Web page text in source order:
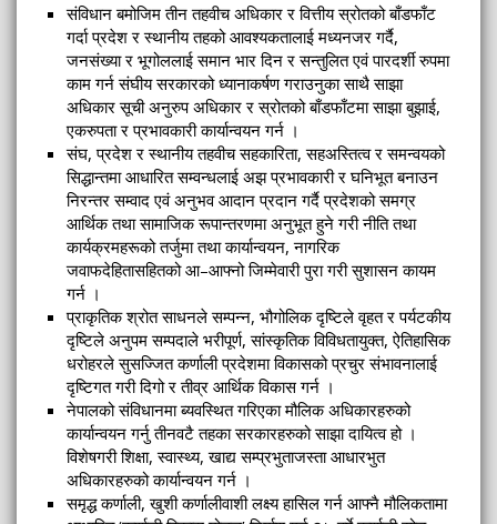
संविधान बमोजिम तीन तहवीच अधिकार र वित्तीय स्रोतको बाँडफाँट
गर्दा प्रदेश र स्थानीय तहको आवश्यकतालाई मध्यनजर गर्दै,
जनसंख्या र भूगोललाई समान भार दिन र सन्तुलित एवं पारदर्शी रुपमा
काम गर्न संघीय सरकारको ध्यानाकर्षण गराउनुका साथै साझा
अधिकार सूची अनुरुप अधिकार र स्रोतको बाँडफाँटमा साझा बुझाई,
एकरुपता र प्रभावकारी कार्यान्वयन गर्न ।
संघ, प्रदेश र स्थानीय तहवीच सहकारिता, सहअस्तित्व र समन्वयको
सिद्धान्तमा आधारित सम्वन्धलाई अझ प्रभावकारी र घनिभूत बनाउन
निरन्तर सम्वाद एवं अनुभव आदान प्रदान गर्दै प्रदेशको समग्र
आर्थिक तथा सामाजिक रूपान्तरणमा अनुभूत हुने गरी नीति तथा
कार्यक्रमहरूको तर्जुमा तथा कार्यान्वयन, नागरिक
जवाफदेहितासहितको आ–आफ्नो जिम्मेवारी पुरा गरी सुशासन कायम
गर्न ।
प्राकृतिक श्रोत साधनले सम्पन्न, भौगोलिक दृष्टिले वृहत र पर्यटकीय
दृष्टिले अनुपम सम्पदाले भरीपूर्ण, सांस्कृतिक विविधतायुक्त, ऐतिहासिक
धरोहरले सुसज्जित कर्णाली प्रदेशमा विकासको प्रचुर संभावनालाई
दृष्टिगत गरी दिगो र तीव्र आर्थिक विकास गर्न ।
नेपालको संविधानमा ब्यवस्थित गरिएका मौलिक अधिकारहरुको
कार्यान्वयन गर्नु तीनवटै तहका सरकारहरुको साझा दायित्व हो ।
विशेषगरी शिक्षा, स्वास्थ्य, खाद्य सम्प्रभुताजस्ता आधारभुत
अधिकारहरुको कार्यान्वयन गर्न ।
समृद्ध कर्णाली, खुशी कर्णालीवाशी लक्ष्य हासिल गर्न आफ्नै मौलिकतामा